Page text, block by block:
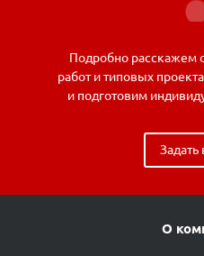
Подробно расскажем
работ и типовых
и подготовим
Задать
О